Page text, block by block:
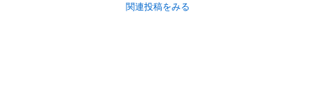
関連投稿をみる